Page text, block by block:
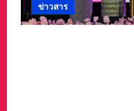
ข่าวสาร